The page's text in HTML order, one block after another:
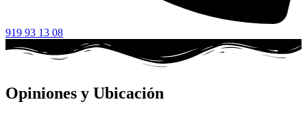
919 93 13 08
Opiniones y Ubicación